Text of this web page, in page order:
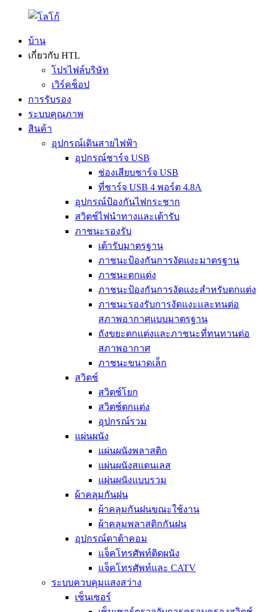
บ้าน
เกี่ยวกับ HTL
โปรไฟล์บริษัท
เวิร์คช็อป
การรับรอง
ระบบคุณภาพ
สินค้า
อุปกรณ์เดินสายไฟฟ้า
อุปกรณ์ชาร์จ USB
ช่องเสียบชาร์จ USB
ที่ชาร์จ USB 4 พอร์ต 4.8A
อุปกรณ์ป้องกันไฟกระชาก
สวิตช์ไฟนำทางและเต้ารับ
ภาชนะรองรับ
เต้ารับมาตรฐาน
ภาชนะป้องกันการงัดแงะมาตรฐาน
ภาชนะตกแต่ง
ภาชนะป้องกันการงัดแงะสำหรับตกแต่ง
ภาชนะรองรับการงัดแงะและทนต่อ
สภาพอากาศแบบมาตรฐาน
ถังขยะตกแต่งและภาชนะที่ทนทานต่อ
สภาพอากาศ
ภาชนะขนาดเล็ก
สวิตช์
สวิตช์โยก
สวิตช์ตกแต่ง
อุปกรณ์รวม
แผ่นผนัง
แผ่นผนังพลาสติก
แผ่นผนังสแตนเลส
แผ่นผนังแบบรวม
ผ้าคลุมกันฝน
ผ้าคลุมกันฝนขณะใช้งาน
ผ้าคลุมพลาสติกกันฝน
อุปกรณ์ดาต้าคอม
แจ็คโทรศัพท์ติดผนัง
แจ็คโทรศัพท์และ CATV
ระบบควบคุมแสงสว่าง
เซ็นเซอร์